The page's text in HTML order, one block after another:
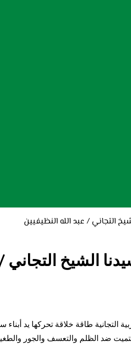
التجاني / عبد الله النظيفيين
الشيخ التجاني /
التجانية طاقة خلاقة تحركها يد
ضد الظلم والتعسف والجور